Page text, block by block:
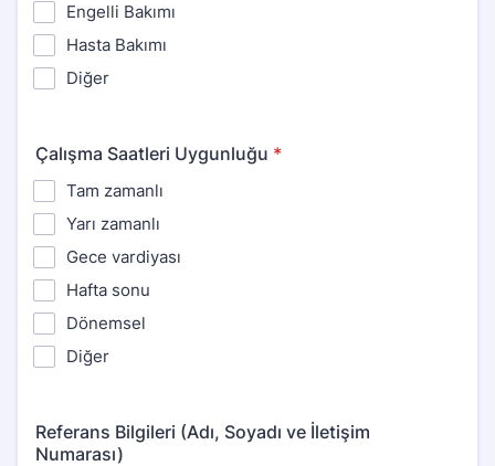
Engelli Bakımı
Hasta Bakımı
Diğer
Çalışma Saatleri Uygunluğu *
Tam zamanlı
Yarı zamanlı
Gece vardiyası
Hafta sonu
Dönemsel
Diğer
Referans Bilgileri (Adı, Soyadı ve İletişim
Numarası)